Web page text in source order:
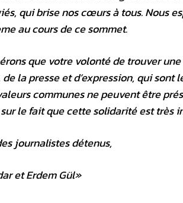
qui brise nos cœurs à tous. Nous
au cours de ce sommet.
que votre volonté de trouver
de la presse et d’expression, qui
communes ne peuvent être
le fait que cette solidarité est très
journalistes détenus,
et Erdem Gül»